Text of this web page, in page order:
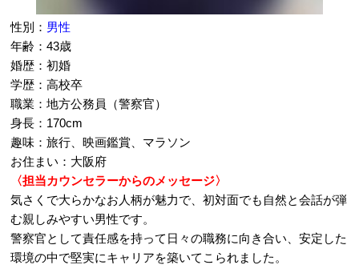
性別： 男性
年齢：43歳
婚歴：初婚
学歴：高校卒
職業：地方公務員（警察官）
身長：170cm
趣味：旅行、映画鑑賞、マラソン
お住まい：大阪府
〈担当カウンセラーからのメッセージ〉
気さくで大らかなお人柄が魅力で、初対面でも自然と会話が弾
む親しみやすい男性です。
警察官として責任感を持って日々の職務に向き合い、安定した
環境の中で堅実にキャリアを築いてこられました。